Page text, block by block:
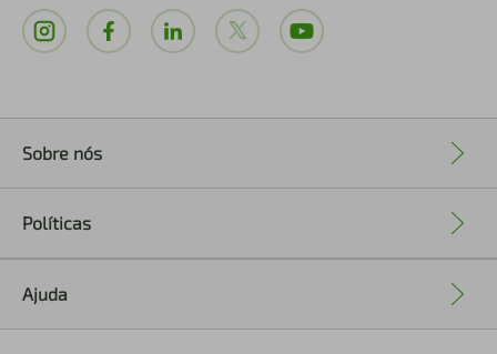
Sobre nós
Políticas
Ajuda